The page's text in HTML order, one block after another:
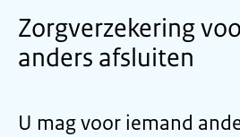
Zorgverzekering
anders afsluiten
U mag voor iemand